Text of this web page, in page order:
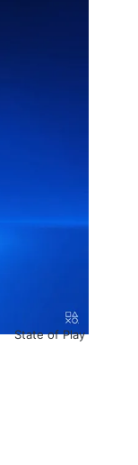
State of Play